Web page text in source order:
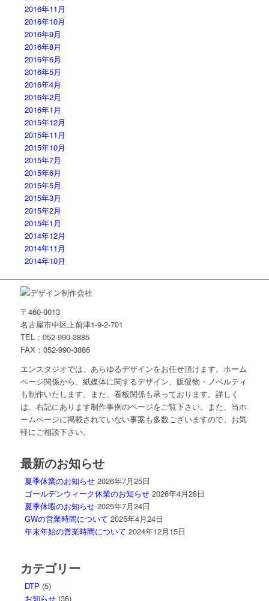
2016年11月
2016年10月
2016年9月
2016年8月
2016年6月
2016年5月
2016年4月
2016年2月
2016年1月
2015年12月
2015年11月
2015年10月
2015年7月
2015年6月
2015年5月
2015年3月
2015年2月
2015年1月
2014年12月
2014年11月
2014年10月
〒460-0013
名古屋市中区上前津1-9-2-701
TEL：052-990-3885
FAX：052-990-3886
エンスタジオでは、あらゆるデザインをお任せ頂けます。ホーム
ページ関係から、紙媒体に関するデザイン、販促物・ノベルティ
も制作いたします。また、看板関係も承っております。詳しく
は、右記にあります制作事例のページをご覧下さい。また、当ホ
ームページに掲載されていない事案も多数ございますので、お気
軽にご相談下さい。
最新のお知らせ
夏季休業のお知らせ 2026年7月25日
ゴールデンウィーク休業のお知らせ 2026年4月28日
夏季休暇のお知らせ 2025年7月24日
GWの営業時間について 2025年4月24日
年末年始の営業時間について 2024年12月15日
カテゴリー
DTP (5)
お知らせ(36)